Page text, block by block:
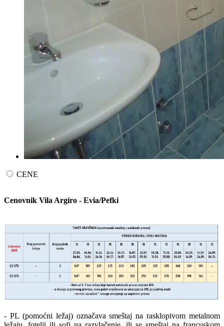
CENE
Cenovnik Vila Argiro - Evia/Pefki
- PL (pomoćni ležaj) označava smeštaj na rasklopivom metalnom